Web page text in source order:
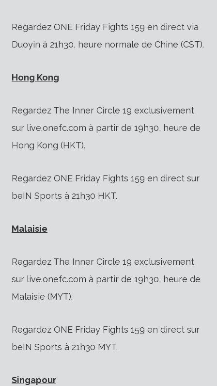
Regardez ONE Friday Fights 159 en direct via
Duoyin à 21h30, heure normale de Chine (CST).
Hong Kong
Regardez The Inner Circle 19 exclusivement
sur live.onefc.com à partir de 19h30, heure de
Hong Kong (HKT).
Regardez ONE Friday Fights 159 en direct sur
beIN Sports à 21h30 HKT.
Malaisie
Regardez The Inner Circle 19 exclusivement
sur live.onefc.com à partir de 19h30, heure de
Malaisie (MYT).
Regardez ONE Friday Fights 159 en direct sur
beIN Sports à 21h30 MYT.
Singapour